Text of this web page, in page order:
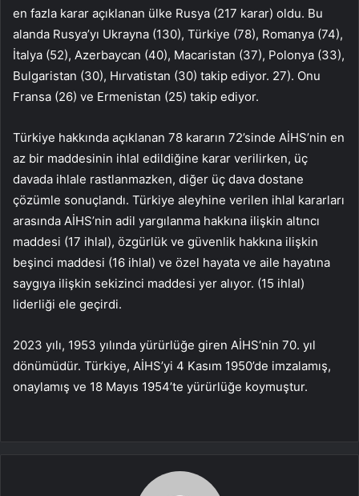
en fazla karar açıklanan ülke Rusya (217 karar) oldu. Bu
alanda Rusya’yı Ukrayna (130), Türkiye (78), Romanya (74),
İtalya (52), Azerbaycan (40), Macaristan (37), Polonya (33),
Bulgaristan (30), Hırvatistan (30) takip ediyor. 27). Onu
Fransa (26) ve Ermenistan (25) takip ediyor.
Türkiye hakkında açıklanan 78 kararın 72’sinde AİHS’nin en
az bir maddesinin ihlal edildiğine karar verilirken, üç
davada ihlale rastlanmazken, diğer üç dava dostane
çözümle sonuçlandı. Türkiye aleyhine verilen ihlal kararları
arasında AİHS’nin adil yargılanma hakkına ilişkin altıncı
maddesi (17 ihlal), özgürlük ve güvenlik hakkına ilişkin
beşinci maddesi (16 ihlal) ve özel hayata ve aile hayatına
saygıya ilişkin sekizinci maddesi yer alıyor. (15 ihlal)
liderliği ele geçirdi.
2023 yılı, 1953 yılında yürürlüğe giren AİHS’nin 70. yıl
dönümüdür. Türkiye, AİHS’yi 4 Kasım 1950’de imzalamış,
onaylamış ve 18 Mayıs 1954’te yürürlüğe koymuştur.